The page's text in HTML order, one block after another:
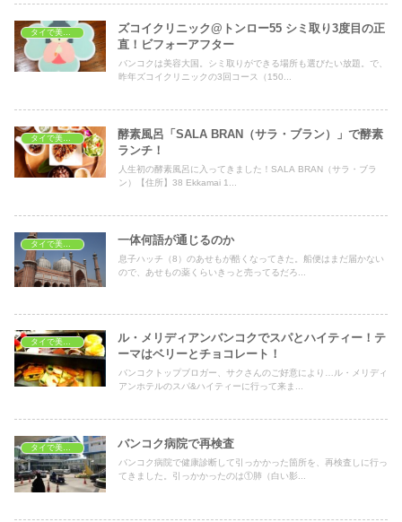
タイで美容・健康
ズコイクリニック@トンロー55 シミ取り3度目の正
直！ビフォーアフター
バンコクは美容大国。シミ取りができる場所も選びたい放題。で、
昨年ズコイクリニックの3回コース（150...
酵素風呂「SALA BRAN（サラ・ブラン）」で酵素
ランチ！
人生初の酵素風呂に入ってきました！SALA BRAN（サラ・ブラ
ン）【住所】38 Ekkamai 1...
一体何語が通じるのか
息子ハッチ（8）のあせもが酷くなってきた。船便はまだ届かない
ので、あせもの薬くらいきっと売ってるだろ...
タイで美容・健康
ル・メリディアンバンコクでスパとハイティー！テ
ーマはベリーとチョコレート！
バンコクトップブロガー、サクさんのご好意により…ル・メリディ
アンホテルのスパ&ハイティーに行って来ま...
タイで美容・健康 バンコク病院で再検査
バンコク病院で健康診断して引っかかった箇所を、再検査しに行っ
てきました。引っかかったのは①肺（白い影...